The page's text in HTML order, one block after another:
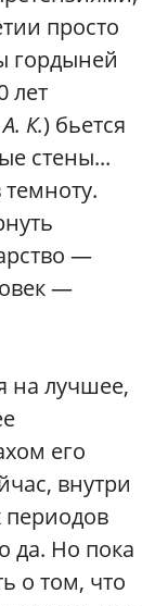
просто
гордыней
лет
К.) бьется
стены...
—
—
на лучшее,
его
внутри
периодов
да. Но пока
о том, что